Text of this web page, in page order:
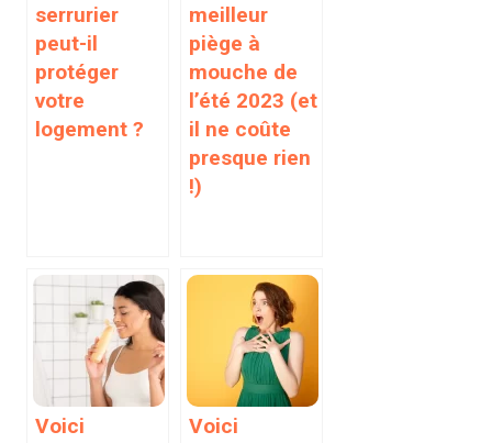
serrurier
peut-il
protéger
votre
logement ?
meilleur
piège à
mouche de
l’été 2023 (et
il ne coûte
presque rien
!)
Voici
Voici